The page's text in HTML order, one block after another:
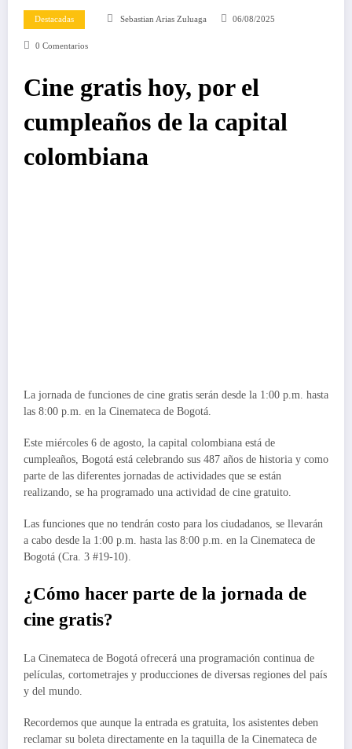
Destacadas Sebastian Arias Zuluaga 06/08/2025
0 Comentarios
Cine gratis hoy, por el
cumpleaños de la capital
colombiana
La jornada de funciones de cine gratis serán desde la 1:00 p.m. hasta
las 8:00 p.m. en la Cinemateca de Bogotá.
Este miércoles 6 de agosto, la capital colombiana está de
cumpleaños, Bogotá está celebrando sus 487 años de historia y como
parte de las diferentes jornadas de actividades que se están
realizando, se ha programado una actividad de cine gratuito.
Las funciones que no tendrán costo para los ciudadanos, se llevarán
a cabo desde la 1:00 p.m. hasta las 8:00 p.m. en la Cinemateca de
Bogotá (Cra. 3 #19-10).
¿Cómo hacer parte de la jornada de
cine gratis?
La Cinemateca de Bogotá ofrecerá una programación continua de
películas, cortometrajes y producciones de diversas regiones del país
y del mundo.
Recordemos que aunque la entrada es gratuita, los asistentes deben
reclamar su boleta directamente en la taquilla de la Cinemateca de